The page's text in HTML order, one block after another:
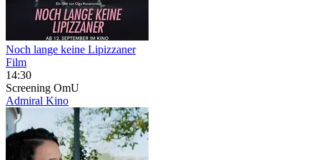
Noch lange keine Lipizzaner
Film
14:30
Screening OmU
Admiral Kino